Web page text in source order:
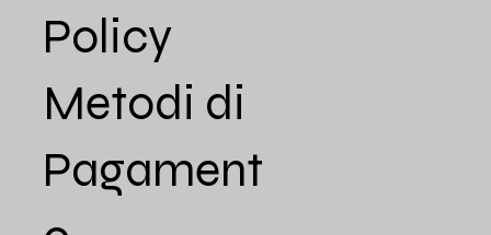
Policy
Metodi di
Pagament